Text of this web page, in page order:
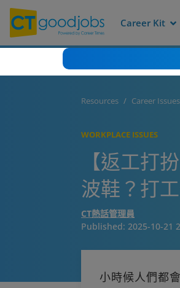
Career Kit
Resources Career Issues
WORKPLACE ISSUES
【返工打
波鞋？打
CT熱話管理員
Published: 2025-10-21
小時候人們都